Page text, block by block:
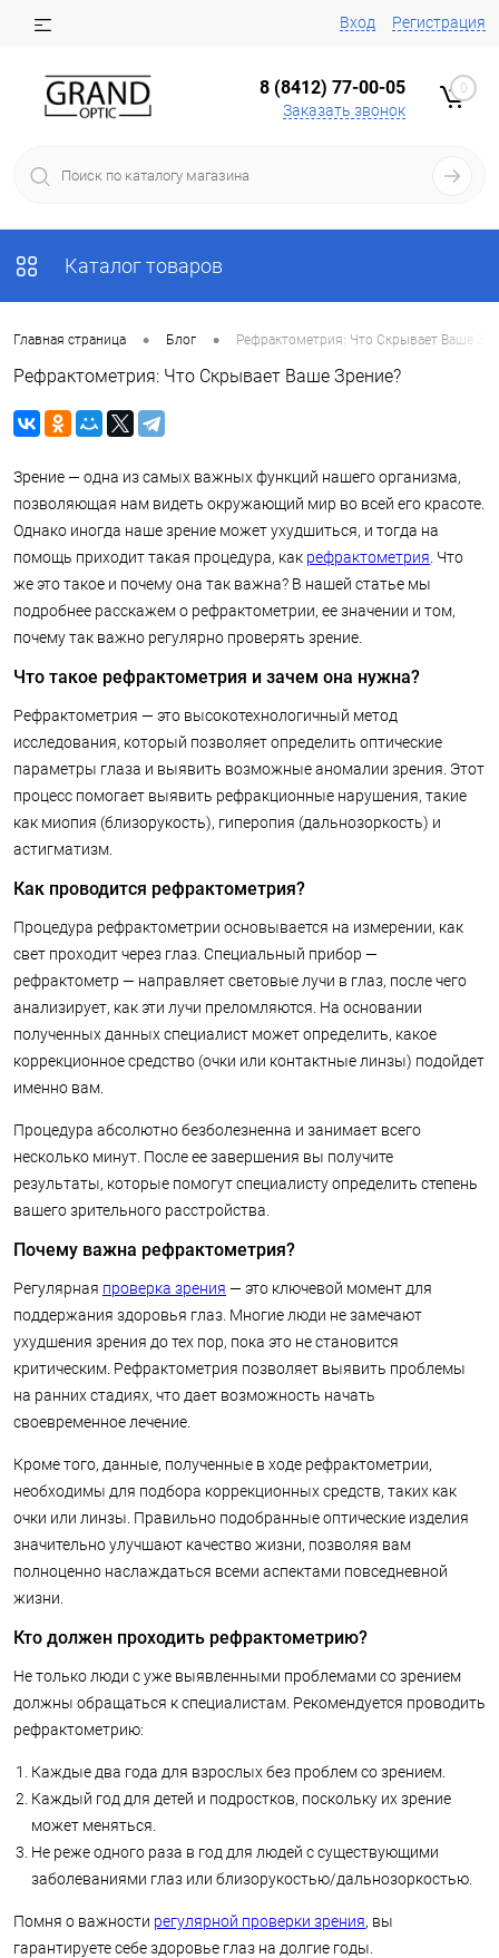
Вход Регистрация
8 (8412) 77-00-05
Заказать звонок
0
Каталог товаров
Главная страница • Блог • Рефрактометрия: Что Скрывает Ваше
Рефрактометрия: Что Скрывает Ваше Зрение?
Зрение — одна из самых важных функций нашего организма,
позволяющая нам видеть окружающий мир во всей его красоте.
Однако иногда наше зрение может ухудшиться, и тогда на
помощь приходит такая процедура, как рефрактометрия . Что
же это такое и почему она так важна? В нашей статье мы
подробнее расскажем о рефрактометрии, ее значении и том,
почему так важно регулярно проверять зрение.
Что такое рефрактометрия и зачем она нужна?
Рефрактометрия — это высокотехнологичный метод
исследования, который позволяет определить оптические
параметры глаза и выявить возможные аномалии зрения. Этот
процесс помогает выявить рефракционные нарушения, такие
как миопия (близорукость), гиперопия (дальнозоркость) и
астигматизм.
Как проводится рефрактометрия?
Процедура рефрактометрии основывается на измерении, как
свет проходит через глаз. Специальный прибор —
рефрактометр — направляет световые лучи в глаз, после чего
анализирует, как эти лучи преломляются. На основании
полученных данных специалист может определить, какое
коррекционное средство (очки или контактные линзы) подойдет
именно вам.
Процедура абсолютно безболезненна и занимает всего
несколько минут. После ее завершения вы получите
результаты, которые помогут специалисту определить степень
вашего зрительного расстройства.
Почему важна рефрактометрия?
Регулярная проверка зрения — это ключевой момент для
поддержания здоровья глаз. Многие люди не замечают
ухудшения зрения до тех пор, пока это не становится
критическим. Рефрактометрия позволяет выявить проблемы
на ранних стадиях, что дает возможность начать
своевременное лечение.
Кроме того, данные, полученные в ходе рефрактометрии,
необходимы для подбора коррекционных средств, таких как
очки или линзы. Правильно подобранные оптические изделия
значительно улучшают качество жизни, позволяя вам
полноценно наслаждаться всеми аспектами повседневной
жизни.
Кто должен проходить рефрактометрию?
Не только люди с уже выявленными проблемами со зрением
должны обращаться к специалистам. Рекомендуется проводить
рефрактометрию:
Каждые два года для взрослых без проблем со зрением.
Каждый год для детей и подростков, поскольку их зрение
может меняться.
Не реже одного раза в год для людей с существующими
заболеваниями глаз или близорукостью/дальнозоркостью.
Помня о важности регулярной проверки зрения, вы
гарантируете себе здоровье глаз на долгие годы.